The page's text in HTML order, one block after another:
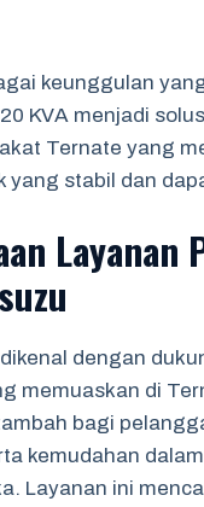
keunggulan
KVA menjadi
Ternate yang
yang stabil dan
Layanan
dengan
memuaskan di
bagi
kemudahan
Layanan ini